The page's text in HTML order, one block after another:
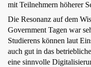
mit Teilnehmern höherer
Die Resonanz auf dem
Government Tagen war
Studierens können laut
auch gut in das
eine sinnvolle